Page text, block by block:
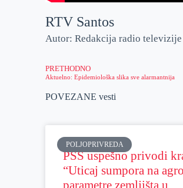
RTV Santos
Autor: Redakcija radio televizije
PRETHODNO
Aktuelno: Epidemiološka slika sve alarmantnija
POVEZANE vesti
POLJOPRIVREDA
PSS uspešno privodi
“Uticaj sumpora na
parametre zemljišta u